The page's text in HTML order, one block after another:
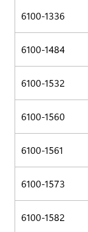
6100-1336
6100-1484
6100-1532
6100-1560
6100-1561
6100-1573
6100-1582